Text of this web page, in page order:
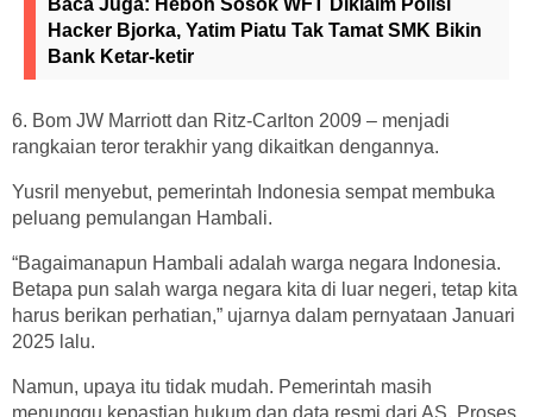
Baca Juga: Heboh Sosok WFT Diklaim Polisi
Hacker Bjorka, Yatim Piatu Tak Tamat SMK Bikin
Bank Ketar-ketir
6. Bom JW Marriott dan Ritz-Carlton 2009 – menjadi
rangkaian teror terakhir yang dikaitkan dengannya.
Yusril menyebut, pemerintah Indonesia sempat membuka
peluang pemulangan Hambali.
“Bagaimanapun Hambali adalah warga negara Indonesia.
Betapa pun salah warga negara kita di luar negeri, tetap kita
harus berikan perhatian,” ujarnya dalam pernyataan Januari
2025 lalu.
Namun, upaya itu tidak mudah. Pemerintah masih